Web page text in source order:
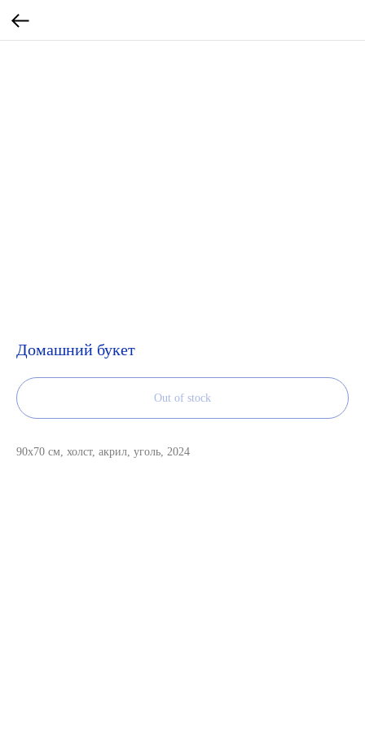
Домашний букет
Out of stock
90x70 см, холст, акрил, уголь, 2024